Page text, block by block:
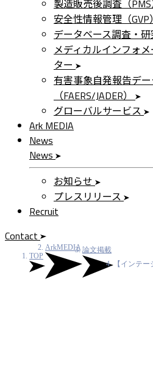
製造販売後調査（PMS
安全性情報管理（GVP）
データベース調査・研
メディカルインフォ
ター
有害事象自発報告デ
（FAERS/JADER）
グローバルサービス
Ark MEDIA
News
News
お知らせ
プレスリリース
Recruit
Contact
TOP
ArkMEDIA 論文掲載
【インテ